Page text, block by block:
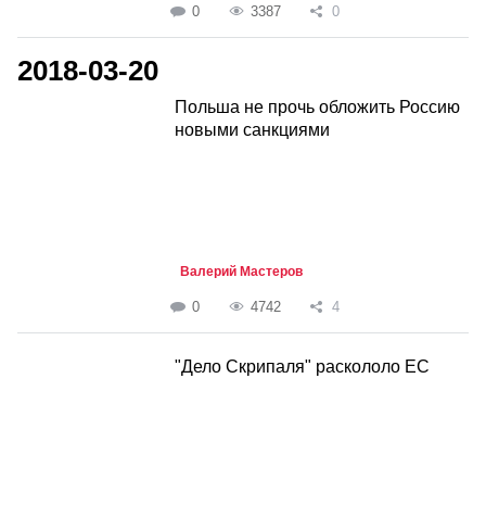
0 3387 0
2018-03-20
Польша не прочь обложить Россию
новыми санкциями
Валерий Мастеров
0 4742 4
"Дело Скрипаля" раскололо ЕС